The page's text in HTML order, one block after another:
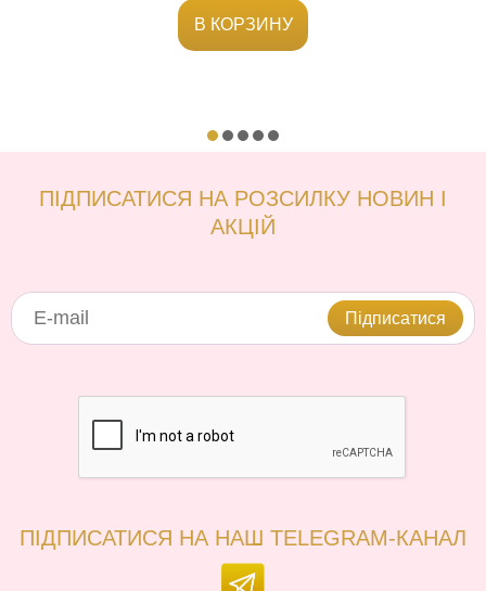
В КОРЗИНУ
ПІДПИСАТИСЯ НА РОЗСИЛКУ НОВИН І
АКЦІЙ
Підписатися
ПІДПИСАТИСЯ НА НАШ TELEGRAM-КАНАЛ